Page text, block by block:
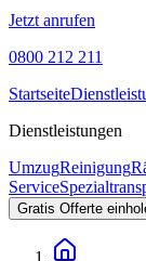
Jetzt anrufen
0800 212 211
Startseite
Dienstleistungen
UmzugReinigung
Service
Gratis Offerte